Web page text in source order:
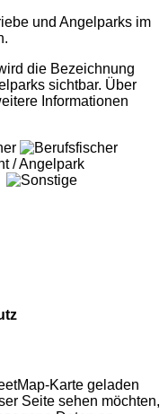
und Angelparks im
die Bezeichnung
sichtbar. Über
Informationen
/ Angelpark
Karte geladen
Seite sehen möchten,